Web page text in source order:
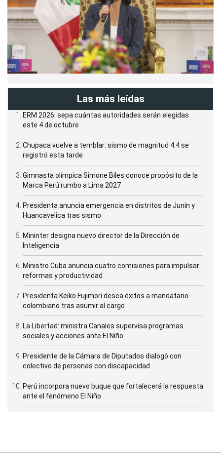
Las más leídas
ERM 2026: sepa cuántas autoridades serán elegidas
este 4 de octubre
Chupaca vuelve a temblar: sismo de magnitud 4.4 se
registró esta tarde
Gimnasta olímpica Simone Biles conoce propósito de la
Marca Perú rumbo a Lima 2027
Presidenta anuncia emergencia en distritos de Junín y
Huancavelica tras sismo
Mininter designa nuevo director de la Dirección de
Inteligencia
Ministro Cuba anuncia cuatro comisiones para impulsar
reformas y productividad
Presidenta Keiko Fujimori desea éxitos a mandatario
colombiano tras asumir al cargo
La Libertad: ministra Canales supervisa programas
sociales y acciones ante El Niño
Presidente de la Cámara de Diputados dialogó con
colectivo de personas con discapacidad
Perú incorpora nuevo buque que fortalecerá la respuesta
ante el fenómeno El Niño